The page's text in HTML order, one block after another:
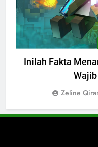
Inilah Fakta
Zeline